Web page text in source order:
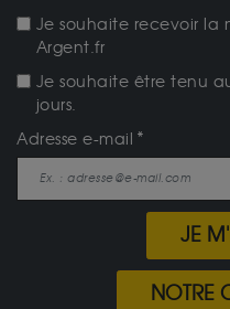
Je souhaite recevoir la
Argent.fr
Je souhaite être tenu
jours.
Adresse e-mail
JE
NOTRE